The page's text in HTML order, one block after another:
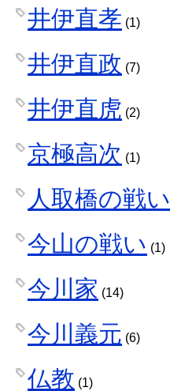
井伊直孝 (1)
井伊直政 (7)
井伊直虎 (2)
京極高次 (1)
人取橋の戦い
今山の戦い (1)
今川家 (14)
今川義元 (6)
仏教 (1)